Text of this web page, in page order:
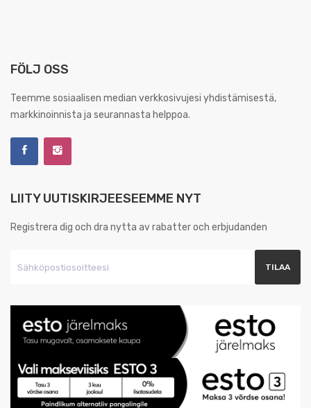
FÖLJ OSS
Teemme sosiaalisen median verkkosivujesi yhdistämisestä,
markkinoinnista ja seurannasta helppoa.
LIITY UUTISKIRJEESEEMME NYT
Registrera dig och dra nytta av rabatter och erbjudanden